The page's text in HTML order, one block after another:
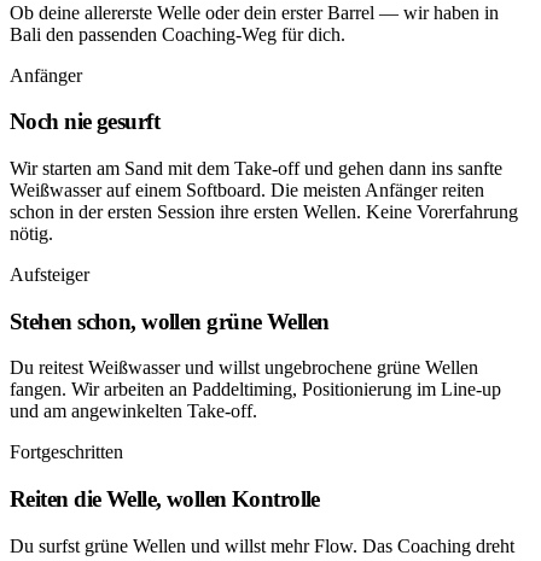
Ob deine allererste Welle oder dein erster Barrel — wir haben in
Bali den passenden Coaching-Weg für dich.
Anfänger
Noch nie gesurft
Wir starten am Sand mit dem Take-off und gehen dann ins sanfte
Weißwasser auf einem Softboard. Die meisten Anfänger reiten
schon in der ersten Session ihre ersten Wellen. Keine Vorerfahrung
nötig.
Aufsteiger
Stehen schon, wollen grüne Wellen
Du reitest Weißwasser und willst ungebrochene grüne Wellen
fangen. Wir arbeiten an Paddeltiming, Positionierung im Line-up
und am angewinkelten Take-off.
Fortgeschritten
Reiten die Welle, wollen Kontrolle
Du surfst grüne Wellen und willst mehr Flow. Das Coaching dreht